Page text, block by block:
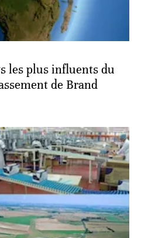
les plus influents du
de Brand